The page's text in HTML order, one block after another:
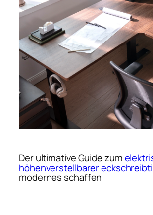
Der ultimative Guide zum
höhenverstellbarer
modernes schaffen